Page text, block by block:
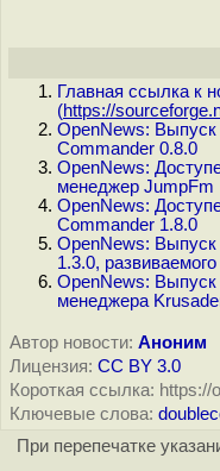
Главная ссылка к
(https://
OpenNews:
Commander 0.8.0
OpenNews:
менеджер JumpFm
OpenNews:
Commander 1.8.0
OpenNews:
1.3.0,
OpenNews: Выпуск
менеджера
Автор новости: Аноним
Лицензия: CC BY 3.0
Короткая ссылка:
Ключевые слова:
При перепечатке